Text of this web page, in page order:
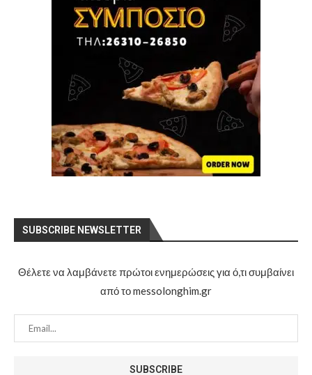
SUBSCRIBE NEWSLETTER
Θέλετε να λαμβάνετε πρώτοι ενημερώσεις για ό,τι συμβαίνει
από το messolonghim.gr